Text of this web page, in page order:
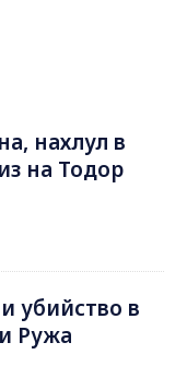
нахлул в
на Тодор
убийство в
Ружа